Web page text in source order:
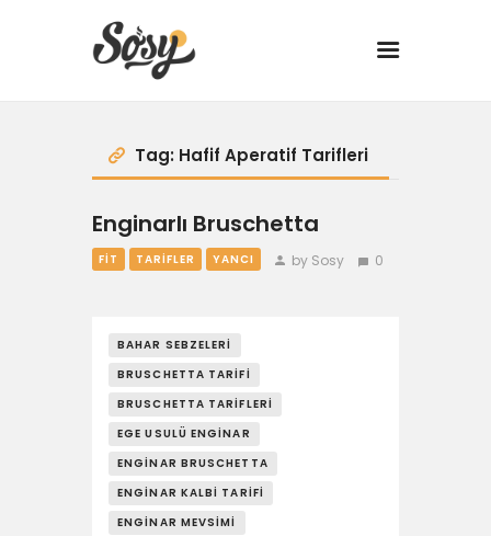
TARİFLER
MANGAL
YANCI
DRINK
BBQ 101
YAŞAM
Tag: Hafif Aperatif Tarifleri
Enginarlı Bruschetta
FIT TARIFLER YANCI by Sosy 0
BAHAR SEBZELERI
BRUSCHETTA TARIFI
BRUSCHETTA TARIFLERI
EGE USULÜ ENGINAR
ENGINAR BRUSCHETTA
ENGINAR KALBI TARIFI
ENGINAR MEVSIMI